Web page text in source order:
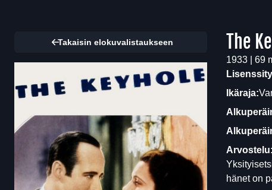
Takaisin elokuvalistaukseen The
1933 | 69
Ikäraja:
Arvostelu:
hänet on